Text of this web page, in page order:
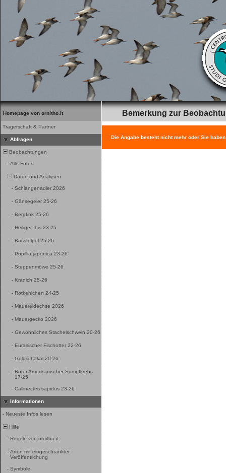
Homepage von ornitho.it
Trägerschaft & Partner
Abfragen
Beobachtungen
- Alle Fotos
Daten und Analysen
- Schlangenadler 2026
- Gänsegeier 25-26
- Bergfink 25-26
- Heiliger Ibis 23-25
- Basstölpel 25-26
- Popillia japonica 23-26
- Steppenmöwe 25-26
- Kranich 25-26
- Rotkehlchen 24-25
- Mauereidechse 2026
- Mauergecko 2026
- Gewöhnliches Stachelschwein 20-26
- Eurasischer Fischotter 22-26
- Goldschakal 20-26
- Roter Amerikanischer Sumpfkrebs
17-25
- Callinectes sapidus 23-26
Informationen
- Neueste Infos lesen
Hilfe
- Regeln von ornitho.it
- Arten mit eingeschränkter
Veröffentlichung
- Symbole
Bemerkung zur
Die Angabe besteht nicht mehr oder Sie